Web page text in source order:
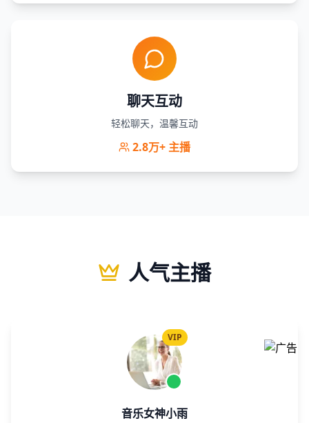
聊天互动
轻松聊天，温馨互动
2.8万+ 主播
人气主播
VIP
音乐女神小雨